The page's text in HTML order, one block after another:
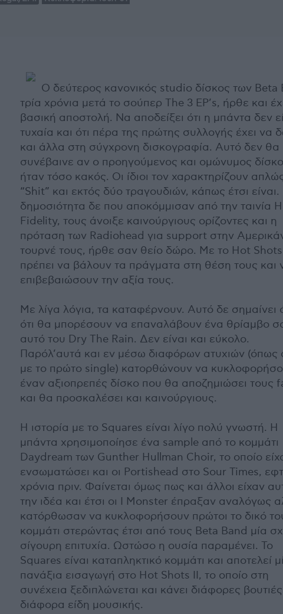
O δεύτερος κανονικός studio δίσκος των Βeta
τρία χρόνια μετά το σούπερ The 3 EP’s, ήρθε και
βασική αποστολή. Να αποδείξει ότι η μπάντα δεν
τυχαία και ότι πέρα της πρώτης συλλογής έχει να
και άλλα στη σύγχρονη δισκογραφία. Αυτό δεν θα
συνέβαινε αν ο προηγούμενος και ομώνυμος
ήταν τόσο κακός. Οι ίδιοι τον χαρακτηρίζουν
“Shit” και εκτός δύο τραγουδιών, κάπως έτσι είναι.
δημοσιότητα δε που αποκόμμισαν από την ταινία
Fidelity, τους άνοιξε καινούργιους ορίζοντες και η
πρόταση των Radiohead για support στην
τουρνέ τους, ήρθε σαν θείο δώρο. Με το Hot Shots
πρέπει να βάλουν τα πράγματα στη θέση τους και
επιβεβαιώσουν την αξία τους.
Mε λίγα λόγια, τα καταφέρνουν. Αυτό δε σημαίνει
ότι θα μπορέσουν να επαναλάβουν ένα θρίαμβο
αυτό του Dry The Rain. Δεν είναι και εύκολο.
Παρόλ’αυτά και εν μέσω διαφόρων ατυχιών (όπως
με το πρώτο single) κατορθώνουν να
έναν αξιοπρεπές δίσκο που θα αποζημιώσει τους
και θα προσκαλέσει και καινούργιους.
Η ιστορία με το Squares είναι λίγο πολύ γνωστή. Η
μπάντα χρησιμοποίησε ένα sample από το κομμάτι
Daydream των Gunther Hullman Choir, το οποίο
ενσωματώσει και οι Portishead στο Sour Times,
χρόνια πριν. Φαίνεται όμως πως και άλλοι είχαν
την ιδέα και έτσι οι I Monster έπραξαν αναλόγως
κατόρθωσαν να κυκλοφορήσουν πρώτοι το δικό
κομμάτι στερώντας έτσι από τους Beta Band μία
σίγουρη επιτυχία. Ωστώσο η ουσία παραμένει. Το
Squares είναι καταπληκτικό κομμάτι και αποτελεί
πανάξια εισαγωγή στο Hot Shots II, το οποίο στη
συνέχεια ξεδιπλώνεται και κάνει διάφορες
διάφορα είδη μουσικής.